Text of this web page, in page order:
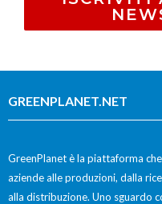
GREENPLANET.NET
GreenPlanet è la piattaforma
aziende alle produzioni, dalla
alla distribuzione. Uno sguardo